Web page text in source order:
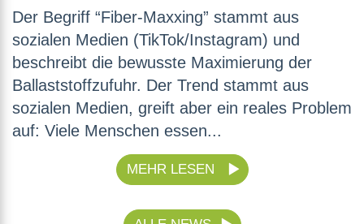
Der Begriff “Fiber-Maxxing” stammt aus
sozialen Medien (TikTok/Instagram) und
beschreibt die bewusste Maximierung der
Ballaststoffzufuhr. Der Trend stammt aus
sozialen Medien, greift aber ein reales Problem
auf: Viele Menschen essen...
MEHR LESEN